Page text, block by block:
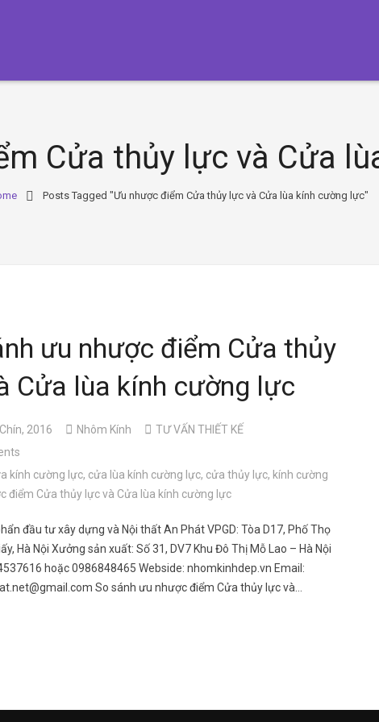
Cửa thủy lực và Cửa
Posts Tagged "Ưu nhược điểm Cửa thủy lực và Cửa lùa kính cường lực"
ưu nhược điểm Cửa thủy
Cửa lùa kính cường lực
2016 Nhôm Kính
TƯ VẤN THIẾT KẾ
kính cường lực, cửa lùa kính cường lực, cửa thủy lực, kính cường
điểm Cửa thủy lực và Cửa lùa kính cường lực
đầu tư xây dựng và Nội thất An Phát VPGD: Tòa D17, Phố Thọ
Hà Nội Xưởng sản xuất: Số 31, DV7 Khu Đô Thị Mỗ Lao – Hà Nội
hoặc 0986848465 Webside: nhomkinhdep.vn Email:
So sánh ưu nhược điểm Cửa thủy lực và…